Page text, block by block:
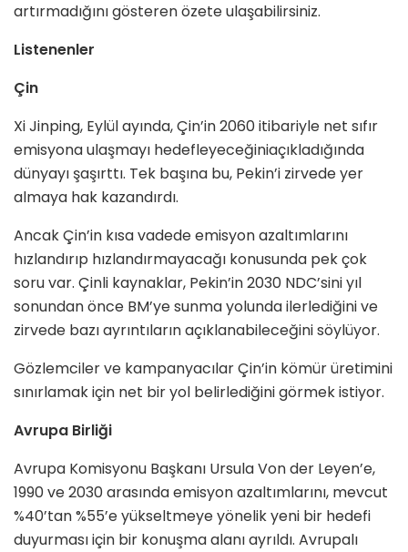
artırmadığını gösteren özete ulaşabilirsiniz.
Listenenler
Çin
Xi Jinping, Eylül ayında, Çin’in 2060 itibariyle net sıfır
emisyona ulaşmayı hedefleyeceğiniaçıkladığında
dünyayı şaşırttı. Tek başına bu, Pekin’i zirvede yer
almaya hak kazandırdı.
Ancak Çin’in kısa vadede emisyon azaltımlarını
hızlandırıp hızlandırmayacağı konusunda pek çok
soru var. Çinli kaynaklar, Pekin’in 2030 NDC’sini yıl
sonundan önce BM’ye sunma yolunda ilerlediğini ve
zirvede bazı ayrıntıların açıklanabileceğini söylüyor.
Gözlemciler ve kampanyacılar Çin’in kömür üretimini
sınırlamak için net bir yol belirlediğini görmek istiyor.
Avrupa Birliği
Avrupa Komisyonu Başkanı Ursula Von der Leyen’e,
1990 ve 2030 arasında emisyon azaltımlarını, mevcut
%40’tan %55’e yükseltmeye yönelik yeni bir hedefi
duyurması için bir konuşma alanı ayrıldı. Avrupalı